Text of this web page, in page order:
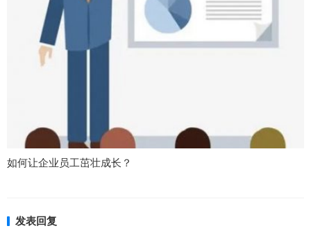
如何让企业员工茁壮成长？
发表回复